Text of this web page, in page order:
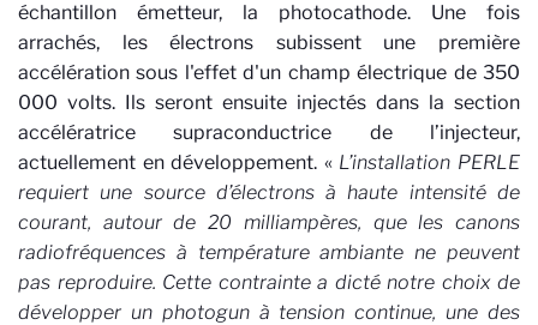
échantillon émetteur, la photocathode. Une fois
arrachés, les électrons subissent une première
accélération sous l'effet d'un champ électrique de 350
000 volts. Ils seront ensuite injectés dans la section
accélératrice supraconductrice de l’injecteur,
actuellement en développement. « L’installation PERLE
requiert une source d’électrons à haute intensité de
courant, autour de 20 milliampères, que les canons
radiofréquences à température ambiante ne peuvent
pas reproduire. Cette contrainte a dicté notre choix de
développer un photogun à tension continue, une des